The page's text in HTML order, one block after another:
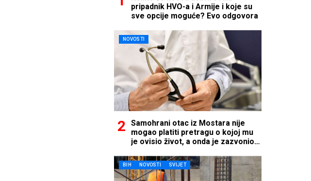
pripadnik HVO-a i Armije i koje su
sve opcije moguće? Evo odgovora
NOVOSTI
Samohrani otac iz Mostara nije
mogao platiti pretragu o kojoj mu
je ovisio život, a onda je zazvonio
BIH NOVOSTI SVIJET